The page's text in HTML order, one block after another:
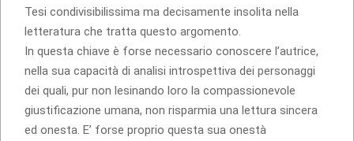
Tesi condivisibilissima ma decisamente insolita nella
letteratura che tratta questo argomento.
In questa chiave è forse necessario conoscere l’autrice,
nella sua capacità di analisi introspettiva dei personaggi
dei quali, pur non lesinando loro la compassionevole
giustificazione umana, non risparmia una lettura sincera
ed onesta. E’ forse proprio questa sua onestà